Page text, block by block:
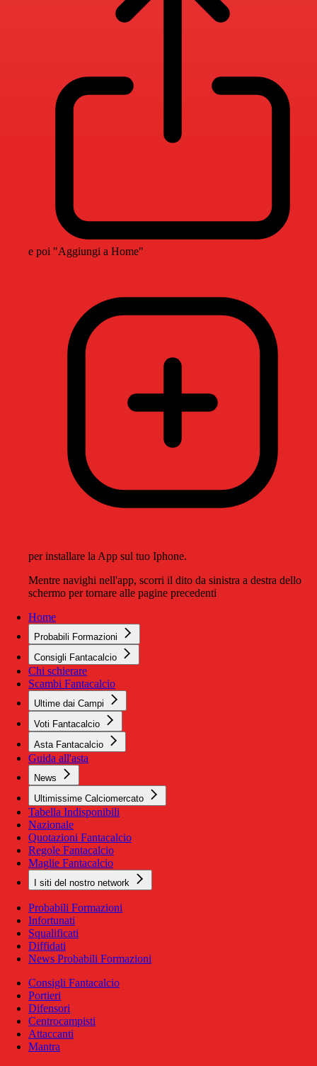
e poi "Aggiungi a Home"
per installare la App sul tuo Iphone.
Mentre navighi nell'app, scorri il dito da sinistra a destra dello
schermo per tornare alle pagine precedenti
Home
Probabili Formazioni
Consigli Fantacalcio
Chi schierare
Scambi Fantacalcio
Ultime dai Campi
Voti Fantacalcio
Asta Fantacalcio
Guida all'asta
News
Ultimissime Calciomercato
Tabella Indisponibili
Nazionale
Quotazioni Fantacalcio
Regole Fantacalcio
Maglie Fantacalcio
I siti del nostro network
Probabili Formazioni
Infortunati
Squalificati
Diffidati
News Probabili Formazioni
Consigli Fantacalcio
Portieri
Difensori
Centrocampisti
Attaccanti
Mantra